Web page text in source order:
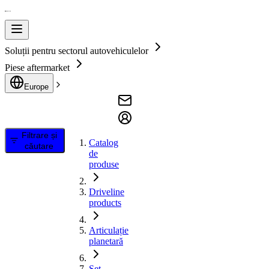
Soluții pentru sectorul autovehiculelor
Piese aftermarket
Europe
Filtrare și
căutare
Catalog
de
produse
Driveline
products
Articulație
planetară